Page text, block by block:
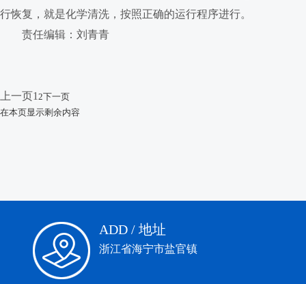
行恢复，就是化学清洗，按照正确的运行程序进行。
责任编辑：刘青青
上一页1 2下一页
在本页显示剩余内容
ADD / 地址
浙江省海宁市盐官镇